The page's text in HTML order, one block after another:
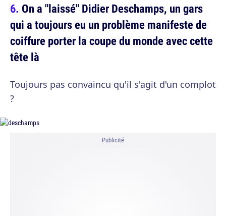
On a "laissé" Didier Deschamps, un gars
qui a toujours eu un problème manifeste de
coiffure porter la coupe du monde avec cette
tête là
Toujours pas convaincu qu'il s'agit d'un complot
?
Publicité